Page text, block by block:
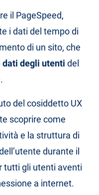
il PageSpeed,
i dati del tempo di
di un sito, che
dati degli utenti del
del cosiddetto UX
scoprire come
e la struttura di
durante il
tutti gli utenti aventi
a internet.